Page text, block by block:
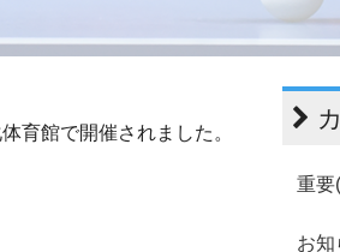
育館で開催されました。
重要
お知